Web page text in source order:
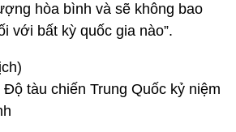
hòa bình và sẽ không bao
với bất kỳ quốc gia nào”.
Độ tàu chiến Trung Quốc kỷ niệm